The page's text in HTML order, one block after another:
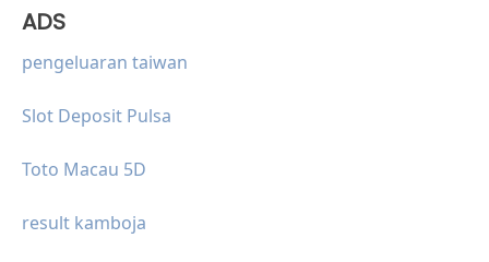
ADS
pengeluaran taiwan
Slot Deposit Pulsa
Toto Macau 5D
result kamboja